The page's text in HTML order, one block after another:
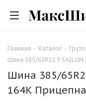
Главная - Каталог -
Шина 385/65R22.5
Шина 385/
164K